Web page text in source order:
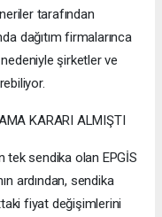
tarafından
dağıtım firmalarınca
şirketler ve
KARARI ALMIŞTI
tek sendika olan EPGİS
ardından, sendika
fiyat değişimlerini